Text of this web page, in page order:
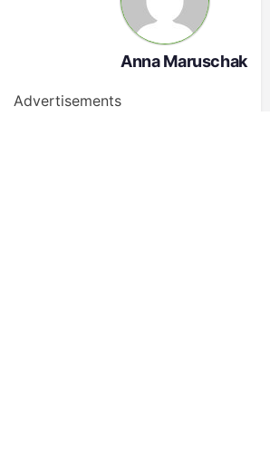
Anna Maruschak
Advertisements